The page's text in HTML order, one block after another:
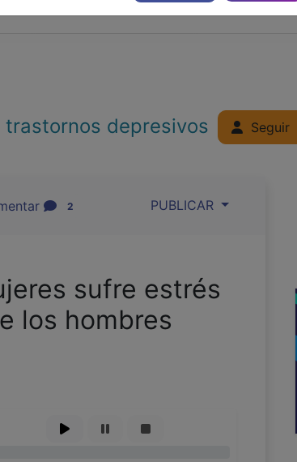
trastornos depresivos Seguir
2 PUBLICAR
sufre estrés
los hombres